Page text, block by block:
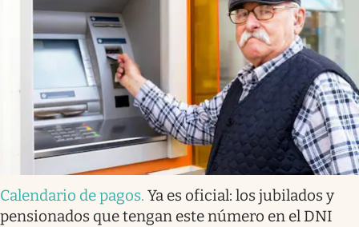
Calendario de pagos. Ya es oficial: los jubilados y
pensionados que tengan este número en el DNI